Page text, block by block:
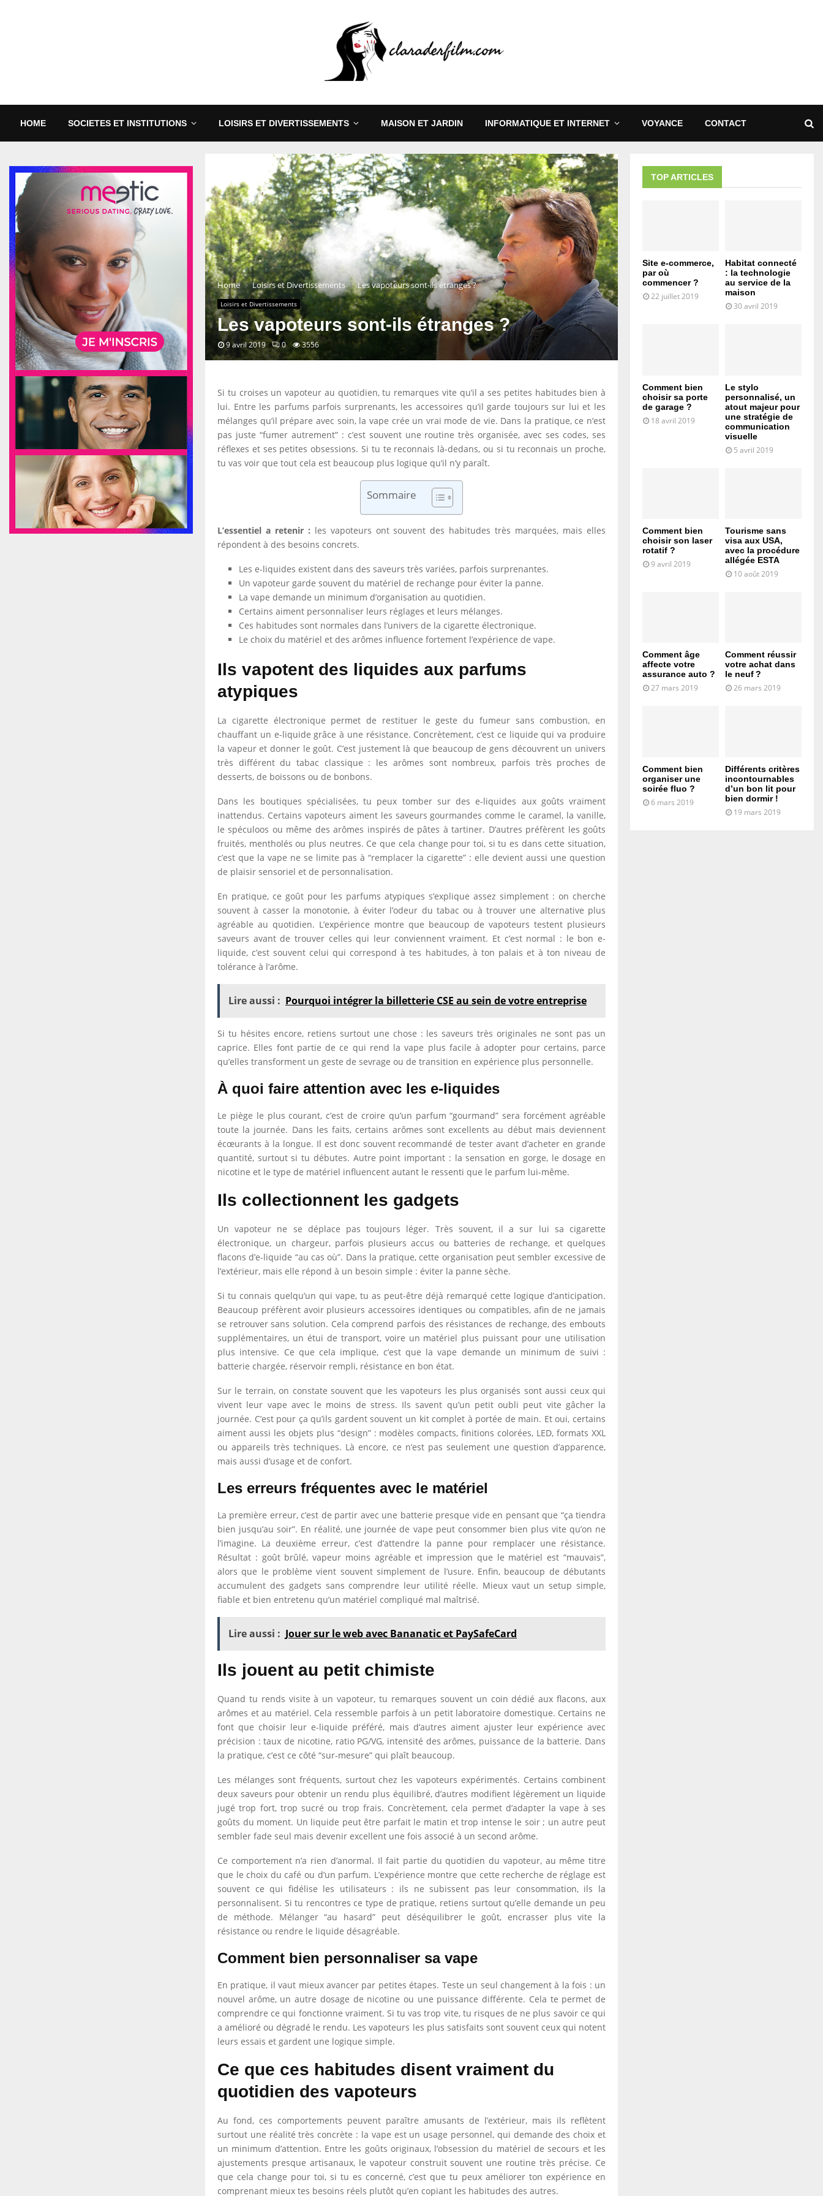
HOME SOCIETES ET INSTITUTIONS LOISIRS ET DIVERTISSEMENTS MAISON ET JARDIN INFORMATIQUE ET INTERNET VOYANCE CONTACT
Home Loisirs et Divertissements Les vapoteurs sont-ils étranges ?
Loisirs et Divertissements
Les vapoteurs sont-ils étranges ?
9 avril 2019 0 3556
Si tu croises un vapoteur au quotidien, tu remarques vite qu’il a ses petites habitudes bien à
lui. Entre les parfums parfois surprenants, les accessoires qu’il garde toujours sur lui et les
mélanges qu’il prépare avec soin, la vape crée un vrai mode de vie. Dans la pratique, ce n’est
pas juste “fumer autrement” : c’est souvent une routine très organisée, avec ses codes, ses
réflexes et ses petites obsessions. Si tu te reconnais là-dedans, ou si tu reconnais un proche,
tu vas voir que tout cela est beaucoup plus logique qu’il n’y paraît.
Sommaire
L’essentiel a retenir : les vapoteurs ont souvent des habitudes très marquées, mais elles
répondent à des besoins concrets.
Les e-liquides existent dans des saveurs très variées, parfois surprenantes.
Un vapoteur garde souvent du matériel de rechange pour éviter la panne.
La vape demande un minimum d’organisation au quotidien.
Certains aiment personnaliser leurs réglages et leurs mélanges.
Ces habitudes sont normales dans l’univers de la cigarette électronique.
Le choix du matériel et des arômes influence fortement l’expérience de vape.
Ils vapotent des liquides aux parfums
atypiques
La cigarette électronique permet de restituer le geste du fumeur sans combustion, en
chauffant un e-liquide grâce à une résistance. Concrètement, c’est ce liquide qui va produire
la vapeur et donner le goût. C’est justement là que beaucoup de gens découvrent un univers
très différent du tabac classique : les arômes sont nombreux, parfois très proches de
desserts, de boissons ou de bonbons.
Dans les boutiques spécialisées, tu peux tomber sur des e-liquides aux goûts vraiment
inattendus. Certains vapoteurs aiment les saveurs gourmandes comme le caramel, la vanille,
le spéculoos ou même des arômes inspirés de pâtes à tartiner. D’autres préfèrent les goûts
fruités, mentholés ou plus neutres. Ce que cela change pour toi, si tu es dans cette situation,
c’est que la vape ne se limite pas à “remplacer la cigarette” : elle devient aussi une question
de plaisir sensoriel et de personnalisation.
En pratique, ce goût pour les parfums atypiques s’explique assez simplement : on cherche
souvent à casser la monotonie, à éviter l’odeur du tabac ou à trouver une alternative plus
agréable au quotidien. L’expérience montre que beaucoup de vapoteurs testent plusieurs
saveurs avant de trouver celles qui leur conviennent vraiment. Et c’est normal : le bon e-
liquide, c’est souvent celui qui correspond à tes habitudes, à ton palais et à ton niveau de
tolérance à l’arôme.
Lire aussi : Pourquoi intégrer la billetterie CSE au sein de votre entreprise
Si tu hésites encore, retiens surtout une chose : les saveurs très originales ne sont pas un
caprice. Elles font partie de ce qui rend la vape plus facile à adopter pour certains, parce
qu’elles transforment un geste de sevrage ou de transition en expérience plus personnelle.
À quoi faire attention avec les e-liquides
Le piège le plus courant, c’est de croire qu’un parfum “gourmand” sera forcément agréable
toute la journée. Dans les faits, certains arômes sont excellents au début mais deviennent
écœurants à la longue. Il est donc souvent recommandé de tester avant d’acheter en grande
quantité, surtout si tu débutes. Autre point important : la sensation en gorge, le dosage en
nicotine et le type de matériel influencent autant le ressenti que le parfum lui-même.
Ils collectionnent les gadgets
Un vapoteur ne se déplace pas toujours léger. Très souvent, il a sur lui sa cigarette
électronique, un chargeur, parfois plusieurs accus ou batteries de rechange, et quelques
flacons d’e-liquide “au cas où”. Dans la pratique, cette organisation peut sembler excessive de
l’extérieur, mais elle répond à un besoin simple : éviter la panne sèche.
Si tu connais quelqu’un qui vape, tu as peut-être déjà remarqué cette logique d’anticipation.
Beaucoup préfèrent avoir plusieurs accessoires identiques ou compatibles, afin de ne jamais
se retrouver sans solution. Cela comprend parfois des résistances de rechange, des embouts
supplémentaires, un étui de transport, voire un matériel plus puissant pour une utilisation
plus intensive. Ce que cela implique, c’est que la vape demande un minimum de suivi :
batterie chargée, réservoir rempli, résistance en bon état.
Sur le terrain, on constate souvent que les vapoteurs les plus organisés sont aussi ceux qui
vivent leur vape avec le moins de stress. Ils savent qu’un petit oubli peut vite gâcher la
journée. C’est pour ça qu’ils gardent souvent un kit complet à portée de main. Et oui, certains
aiment aussi les objets plus “design” : modèles compacts, finitions colorées, LED, formats XXL
ou appareils très techniques. Là encore, ce n’est pas seulement une question d’apparence,
mais aussi d’usage et de confort.
Les erreurs fréquentes avec le matériel
La première erreur, c’est de partir avec une batterie presque vide en pensant que “ça tiendra
bien jusqu’au soir”. En réalité, une journée de vape peut consommer bien plus vite qu’on ne
l’imagine. La deuxième erreur, c’est d’attendre la panne pour remplacer une résistance.
Résultat : goût brûlé, vapeur moins agréable et impression que le matériel est “mauvais”,
alors que le problème vient souvent simplement de l’usure. Enfin, beaucoup de débutants
accumulent des gadgets sans comprendre leur utilité réelle. Mieux vaut un setup simple,
fiable et bien entretenu qu’un matériel compliqué mal maîtrisé.
Lire aussi : Jouer sur le web avec Bananatic et PaySafeCard
Ils jouent au petit chimiste
Quand tu rends visite à un vapoteur, tu remarques souvent un coin dédié aux flacons, aux
arômes et au matériel. Cela ressemble parfois à un petit laboratoire domestique. Certains ne
font que choisir leur e-liquide préféré, mais d’autres aiment ajuster leur expérience avec
précision : taux de nicotine, ratio PG/VG, intensité des arômes, puissance de la batterie. Dans
la pratique, c’est ce côté “sur-mesure” qui plaît beaucoup.
Les mélanges sont fréquents, surtout chez les vapoteurs expérimentés. Certains combinent
deux saveurs pour obtenir un rendu plus équilibré, d’autres modifient légèrement un liquide
jugé trop fort, trop sucré ou trop frais. Concrètement, cela permet d’adapter la vape à ses
goûts du moment. Un liquide peut être parfait le matin et trop intense le soir ; un autre peut
sembler fade seul mais devenir excellent une fois associé à un second arôme.
Ce comportement n’a rien d’anormal. Il fait partie du quotidien du vapoteur, au même titre
que le choix du café ou d’un parfum. L’expérience montre que cette recherche de réglage est
souvent ce qui fidélise les utilisateurs : ils ne subissent pas leur consommation, ils la
personnalisent. Si tu rencontres ce type de pratique, retiens surtout qu’elle demande un peu
de méthode. Mélanger “au hasard” peut déséquilibrer le goût, encrasser plus vite la
résistance ou rendre le liquide désagréable.
Comment bien personnaliser sa vape
En pratique, il vaut mieux avancer par petites étapes. Teste un seul changement à la fois : un
nouvel arôme, un autre dosage de nicotine ou une puissance différente. Cela te permet de
comprendre ce qui fonctionne vraiment. Si tu vas trop vite, tu risques de ne plus savoir ce qui
a amélioré ou dégradé le rendu. Les vapoteurs les plus satisfaits sont souvent ceux qui notent
leurs essais et gardent une logique simple.
Ce que ces habitudes disent vraiment du
quotidien des vapoteurs
Au fond, ces comportements peuvent paraître amusants de l’extérieur, mais ils reflètent
surtout une réalité très concrète : la vape est un usage personnel, qui demande des choix et
un minimum d’attention. Entre les goûts originaux, l’obsession du matériel de secours et les
ajustements presque artisanaux, le vapoteur construit souvent une routine très précise. Ce
que cela change pour toi, si tu es concerné, c’est que tu peux améliorer ton expérience en
comprenant mieux tes besoins réels plutôt qu’en copiant les habitudes des autres.
TOP ARTICLES
Site e-commerce,
par où
commencer ?
22 juillet 2019
Habitat connecté
: la technologie
au service de la
maison
30 avril 2019
Comment bien
choisir sa porte
de garage ?
18 avril 2019
Le stylo
personnalisé, un
atout majeur pour
une stratégie de
communication
visuelle
5 avril 2019
Comment bien
choisir son laser
rotatif ?
9 avril 2019
Tourisme sans
visa aux USA,
avec la procédure
allégée ESTA
10 août 2019
Comment âge
affecte votre
assurance auto ?
27 mars 2019
Comment réussir
votre achat dans
le neuf ?
26 mars 2019
Comment bien
organiser une
soirée fluo ?
6 mars 2019
Différents critères
incontournables
d’un bon lit pour
bien dormir !
19 mars 2019